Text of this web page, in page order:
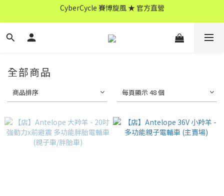
CyberCycle 賽博旋風 ★ 官方直營
↖ 全館消費滿 $599 免運 ↘
CyberCycle 賽博旋風 ★ 官方直營
全部商品
商品排序 每頁顯示 48 個